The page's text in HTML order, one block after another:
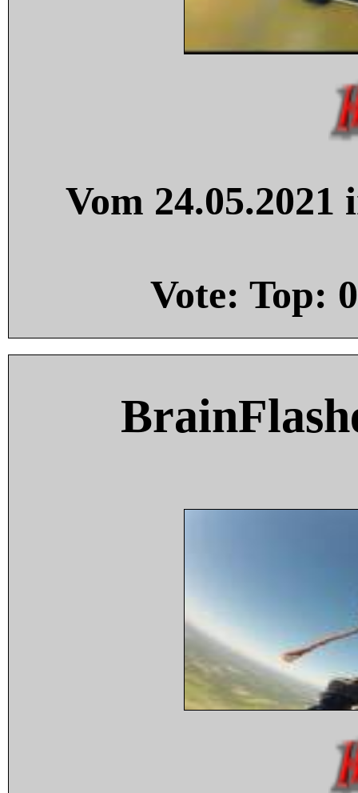
Vom
Vote: Top: 0